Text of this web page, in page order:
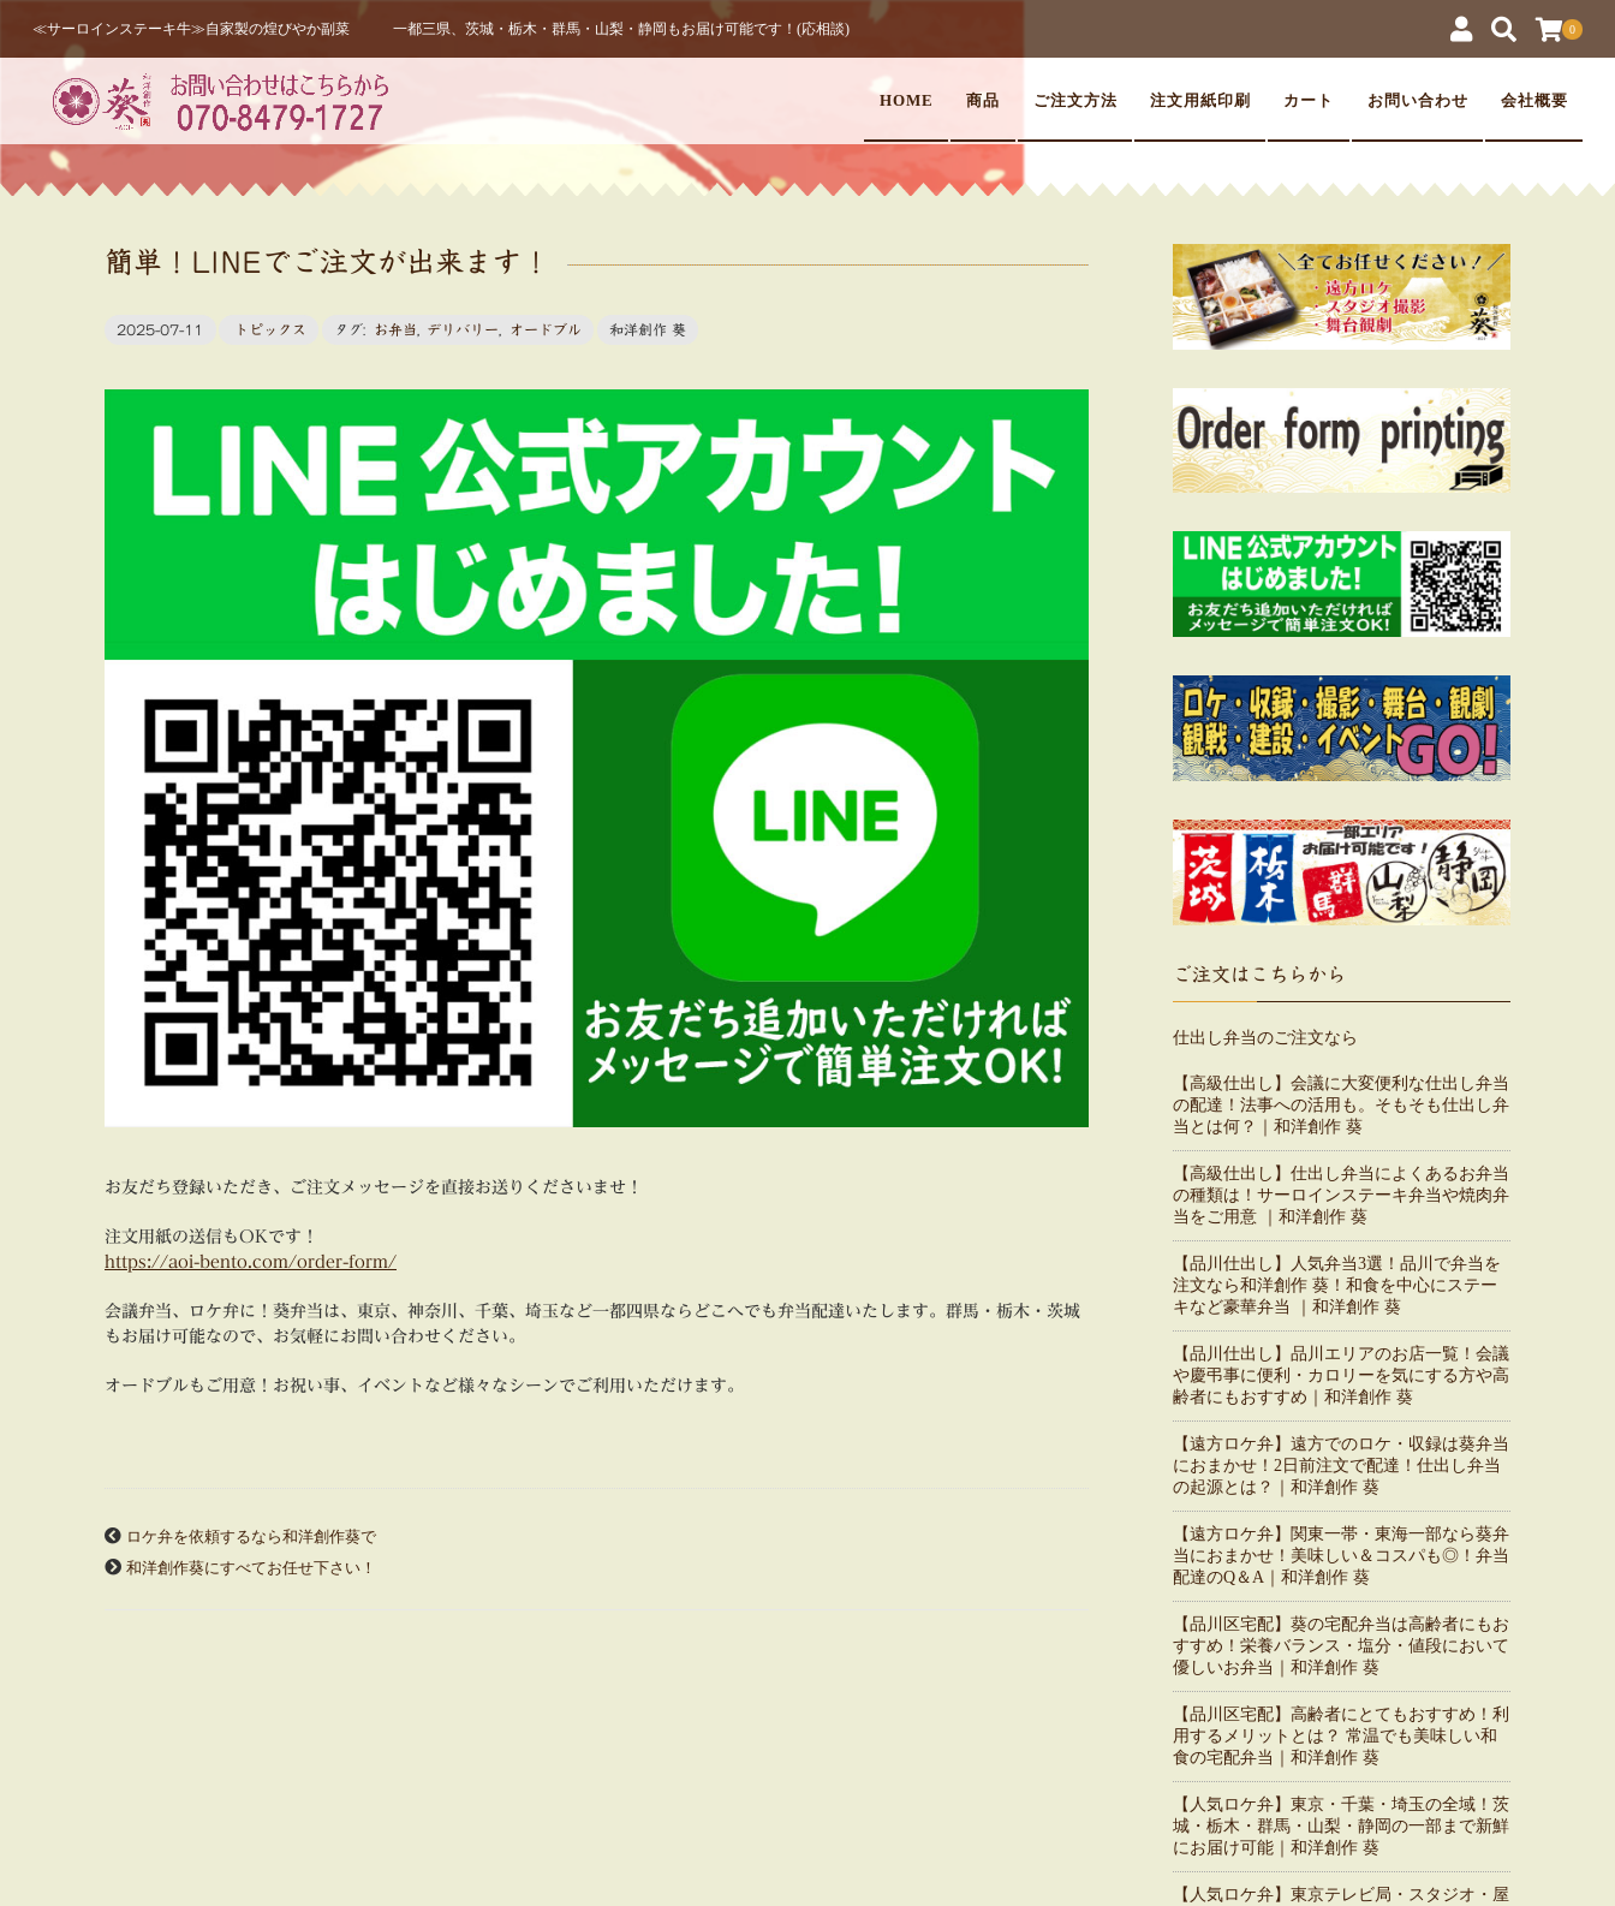
0
HOME 商品 ご注文方法 注文用紙印刷 カート お問い合わせ 会社概要
≪サーロインステーキ牛≫自家製の煌びやか副菜 一都三県、茨城・栃木・群馬・山梨・静岡もお届け可能です！(応相談)
簡単！LINEでご注文が出来ます！
2025-07-11 トピックス タグ: お弁当 デリバリー オードブル 和洋創作 葵
お友だち登録いただき、ご注文メッセージを直接お送りくださいませ！
注文用紙の送信もOKです！
https://aoi-bento.com/order-form/
会議弁当、ロケ弁に！葵弁当は、東京、神奈川、千葉、埼玉など一都四県ならどこへでも弁当配達いたします。群馬・栃木・茨城
もお届け可能なので、お気軽にお問い合わせください。
オードブルもご用意！お祝い事、イベントなど様々なシーンでご利用いただけます。
ロケ弁を依頼するなら和洋創作葵で
和洋創作葵にすべてお任せ下さい！
ご注文はこちらから
仕出し弁当のご注文なら
【高級仕出し】会議に大変便利な仕出し弁当
の配達！法事への活用も。そもそも仕出し弁
当とは何？｜和洋創作 葵
【高級仕出し】仕出し弁当によくあるお弁当
の種類は！サーロインステーキ弁当や焼肉弁
当をご用意 ｜和洋創作 葵
【品川仕出し】人気弁当3選！品川で弁当を
注文なら和洋創作 葵！和食を中心にステー
キなど豪華弁当 ｜和洋創作 葵
【品川仕出し】品川エリアのお店一覧！会議
や慶弔事に便利・カロリーを気にする方や高
齢者にもおすすめ｜和洋創作 葵
【遠方ロケ弁】遠方でのロケ・収録は葵弁当
におまかせ！2日前注文で配達！仕出し弁当
の起源とは？｜和洋創作 葵
【遠方ロケ弁】関東一帯・東海一部なら葵弁
当におまかせ！美味しい＆コスパも◎！弁当
配達のQ＆A｜和洋創作 葵
【品川区宅配】葵の宅配弁当は高齢者にもお
すすめ！栄養バランス・塩分・値段において
優しいお弁当｜和洋創作 葵
【品川区宅配】高齢者にとてもおすすめ！利
用するメリットとは？ 常温でも美味しい和
食の宅配弁当｜和洋創作 葵
【人気ロケ弁】東京・千葉・埼玉の全域！茨
城・栃木・群馬・山梨・静岡の一部まで新鮮
にお届け可能｜和洋創作 葵
【人気ロケ弁】東京テレビ局・スタジオ・屋